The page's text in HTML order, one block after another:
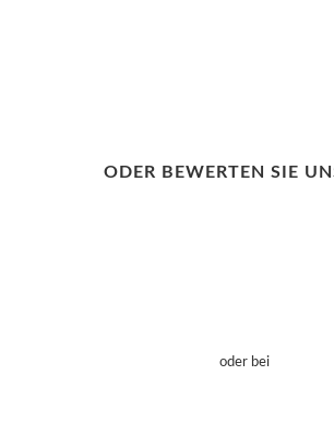
ODER BEWERTEN SIE
oder bei